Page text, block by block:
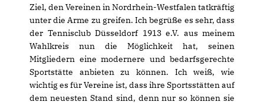
Ziel, den Vereinen in Nordrhein-Westfalen tatkräftig
unter die Arme zu greifen. Ich begrüße es sehr, dass
der Tennisclub Düsseldorf 1913 e.V. aus meinem
Wahlkreis nun die Möglichkeit hat, seinen
Mitgliedern eine modernere und bedarfsgerechte
Sportstätte anbieten zu können. Ich weiß, wie
wichtig es für Vereine ist, dass ihre Sportsstätten auf
dem neuesten Stand sind, denn nur so können sie